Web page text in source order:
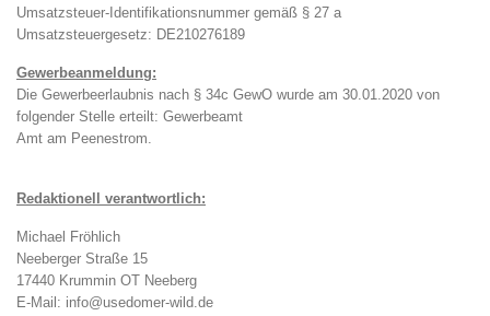
Umsatzsteuer-Identifikationsnummer gemäß § 27 a
Umsatzsteuergesetz: DE210276189
Gewerbeanmeldung:
Die Gewerbeerlaubnis nach § 34c GewO wurde am 30.01.2020 von
folgender Stelle erteilt: Gewerbeamt
Amt am Peenestrom.
Redaktionell verantwortlich:
Michael Fröhlich
Neeberger Straße 15
17440 Krummin OT Neeberg
E-Mail: info@usedomer-wild.de